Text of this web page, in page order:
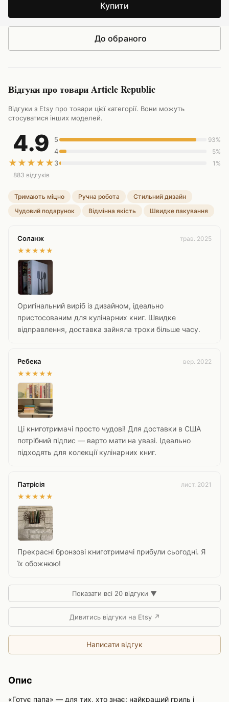
Купити
До обраного
Відгуки про товари Article Republic
Відгуки з Etsy про товари цієї категорії. Вони можуть
стосуватися інших моделей.
4.9
★ ★ ★ ★ ★
883 відгуків
5 93%
4 5%
3 1%
Тримають міцно Ручна робота
Стильний дизайн
Чудовий подарунок
Відмінна якість Швидке пакування
Соланж трав. 2025
★★★★★
Оригінальний виріб із дизайном, ідеально
пристосованим для кулінарних книг. Швидке
відправлення, доставка зайняла трохи більше часу.
Ребека вер. 2022
★★★★★
Ці книготримачі просто чудові! Для доставки в США
потрібний підпис — варто мати на увазі. Ідеально
підходять для колекції кулінарних книг.
Патрісія лист. 2021
★★★★★
Прекрасні бронзові книготримачі прибули сьогодні. Я
їх обожнюю!
Показати всі 20 відгуки ▼
Дивитись відгуки на Etsy ↗
Написати відгук
Опис
«Готує папа» — для тих, хто знає: найкращий гриль і